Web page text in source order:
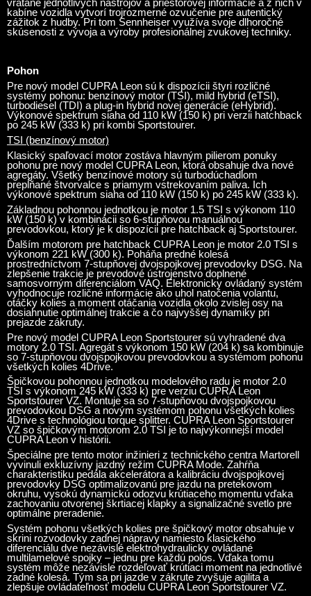
vrátane jednotlivých nástrojov a priestorovej informácie a z nich v
kabíne vozidla vytvorí trojrozmerné ozvučenie pre autentický
zážitok z hudby. Pri tom Sennheiser využíva svoje dlhoročné
skúsenosti z vývoja a výroby profesionálnej zvukovej techniky.
Pohon
Pre nový model CUPRA Leon sú k dispozícii štyri rozličné
systémy pohonu: benzínový motor (TSI), mild hybrid (eTSI),
turbodiesel (TDI) a plug-in hybrid novej generácie (eHybrid).
Výkonové spektrum siaha od 110 kW (150 k) pri verzii hatchback
po 245 kW (333 k) pri kombi Sportstourer.
TSI (benzínový motor)
Klasický spaľovací motor zostáva hlavným pilierom ponuky
pohonu pre nový model CUPRA Leon, ktorá obsahuje dva nové
agregáty. Všetky benzínové motory sú turbodúchadlom
prepĺňané štvorvalce s priamym vstrekovaním paliva. Ich
výkonové spektrum siaha od 110 kW (150 k) po 245 kW (333 k).
Základnou pohonnou jednotkou je motor 1.5 TSI s výkonom 110
kW (150 k) v kombinácii so 6-stupňovou manuálnou
prevodovkou, ktorý je k dispozícii pre hatchback aj Sportstourer.
Ďalším motorom pre hatchback CUPRA Leon je motor 2.0 TSI s
výkonom 221 kW (300 k). Poháňa predné kolesá
prostredníctvom 7-stupňovej dvojspojkovej prevodovky DSG. Na
zlepšenie trakcie je prevodové ústrojenstvo doplnené
samosvorným diferenciálom VAQ. Elektronicky ovládaný systém
vyhodnocuje rozličné informácie ako uhol natočenia volantu,
otáčky kolies a moment otáčania vozidla okolo zvislej osy na
dosiahnutie optimálnej trakcie a čo najvyššej dynamiky pri
prejazde zákruty.
Pre nový model CUPRA Leon Sportstourer sú vyhradené dva
motory 2.0 TSI. Agregát s výkonom 150 kW (204 k) sa kombinuje
so 7-stupňovou dvojspojkovou prevodovkou a systémom pohonu
všetkých kolies 4Drive.
Špičkovou pohonnou jednotkou modelového radu je motor 2.0
TSI s výkonom 245 kW (333 k) pre verziu CUPRA Leon
Sportstourer VZ. Montuje sa so 7-stupňovou dvojspojkovou
prevodovkou DSG a novým systémom pohonu všetkých kolies
4Drive s technológiou torque splitter. CUPRA Leon Sportstourer
VZ so špičkovým motorom 2.0 TSI je to najvýkonnejší model
CUPRA Leon v histórii.
Špeciálne pre tento motor inžinieri z technického centra Martorell
vyvinuli exkluzívny jazdný režim CUPRA Mode. Zahŕňa
charakteristiku pedála akcelerátora a kalibráciu dvojspojkovej
prevodovky DSG optimalizovanú pre jazdu na pretekovom
okruhu, vysokú dynamickú odozvu krútiaceho momentu vďaka
zachovaniu otvorenej škrtiacej klapky a signalizačné svetlo pre
optimálne preradenie.
Systém pohonu všetkých kolies pre špičkový motor obsahuje v
skrini rozvodovky zadnej nápravy namiesto klasického
diferenciálu dve nezávislé elektrohydraulicky ovládané
multilamelové spojky – jednu pre každú polos. Vďaka tomu
systém môže nezávisle rozdeľovať krútiaci moment na jednotlivé
zadné kolesá. Tým sa pri jazde v zákrute zvyšuje agilita a
zlepšuje ovládateľnosť modelu CUPRA Leon Sportstourer VZ.